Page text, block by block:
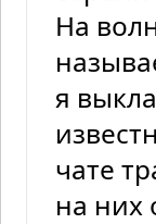
На
я
чате
на них